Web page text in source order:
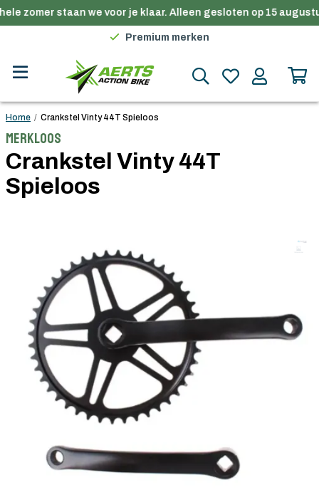
zomer staan we voor je klaar. Alleen gesloten op 15
Gratis verzending in België vanaf €100
Premium merken
Gratis verzending in België vanaf €100
Home / Crankstel Vinty 44T Spieloos
Merkloos
Crankstel Vinty 44T
Spieloos